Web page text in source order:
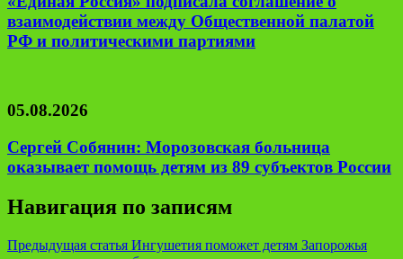
взаимодействии между Общественной палатой
РФ и политическими партиями
05.08.2026
Сергей Собянин: Морозовская больница
оказывает помощь детям из 89 субъектов России
Навигация по записям
Предыдущая статья Ингушетия поможет детям Запорожья